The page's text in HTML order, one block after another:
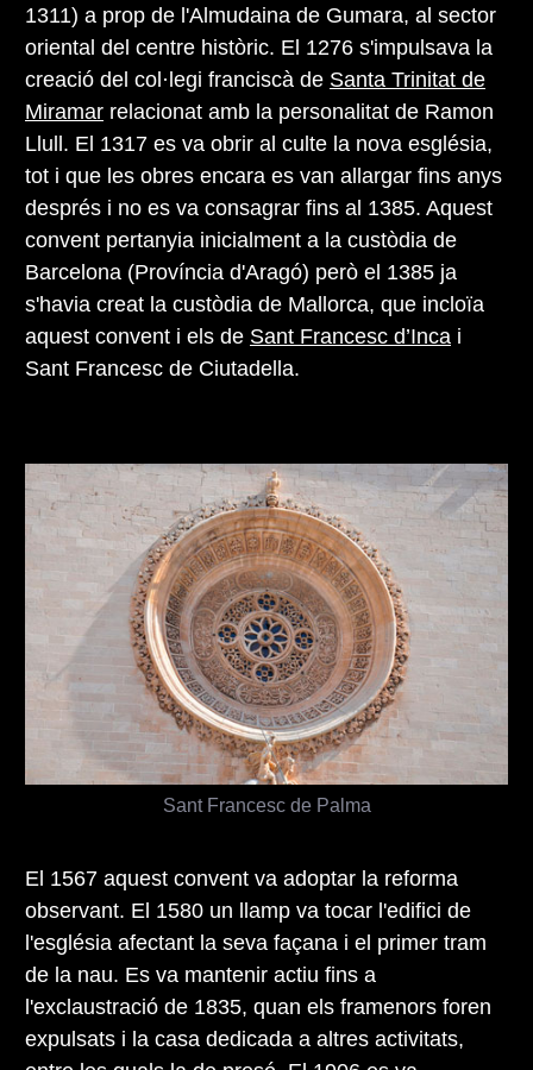
1311) a prop de l'Almudaina de Gumara, al sector
oriental del centre històric. El 1276 s'impulsava la
creació del col·legi franciscà de Santa Trinitat de
Miramar relacionat amb la personalitat de Ramon
Llull. El 1317 es va obrir al culte la nova església,
tot i que les obres encara es van allargar fins anys
després i no es va consagrar fins al 1385. Aquest
convent pertanyia inicialment a la custòdia de
Barcelona (Província d'Aragó) però el 1385 ja
s'havia creat la custòdia de Mallorca, que incloïa
aquest convent i els de Sant Francesc d’Inca i
Sant Francesc de Ciutadella.
Sant Francesc de Palma
El 1567 aquest convent va adoptar la reforma
observant. El 1580 un llamp va tocar l'edifici de
l'església afectant la seva façana i el primer tram
de la nau. Es va mantenir actiu fins a
l'exclaustració de 1835, quan els framenors foren
expulsats i la casa dedicada a altres activitats,